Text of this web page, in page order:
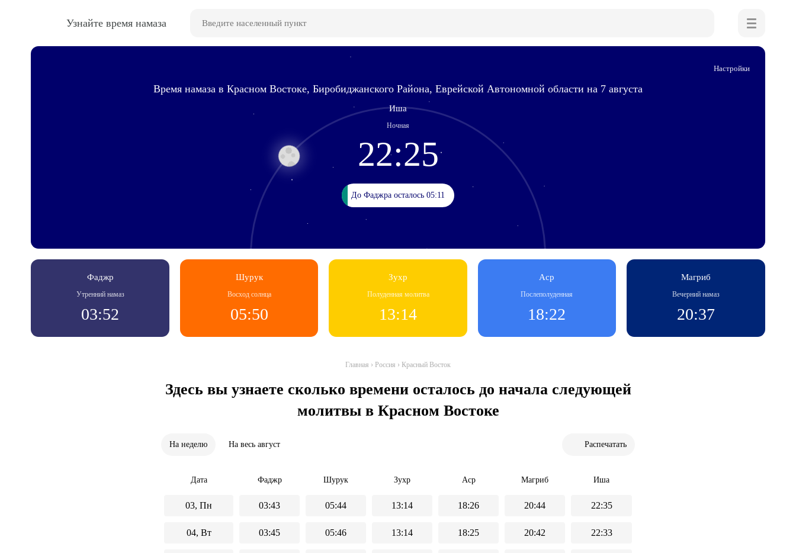
Узнайте время намаза
Фаджр
Утренний намаз
03:52
Шурук
Восход солнца
05:50
Зухр
Полуденная молитва
13:14
Аср
Послеполуденная
18:22
Магриб
Вечерний намаз
20:37
Настройки
Время намаза в Красном Востоке, Биробиджанского Района, Еврейской Автономной области на 7 августа
Иша
Ночная
22:25
До Фаджра осталось 05:11
До Фаджра осталось 05:11
Главная › Россия › Красный Восток
Здесь вы узнаете сколько времени осталось до начала следующей
молитвы в Красном Востоке
На неделю На весь август Распечатать
Дата Фаджр Шурук Зухр Аср Магриб Иша
03, Пн 03:43 05:44 13:14 18:26 20:44 22:35
04, Вт 03:45 05:46 13:14 18:25 20:42 22:33